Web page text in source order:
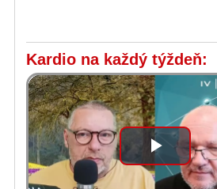
Kardio na každý týždeň:
Play